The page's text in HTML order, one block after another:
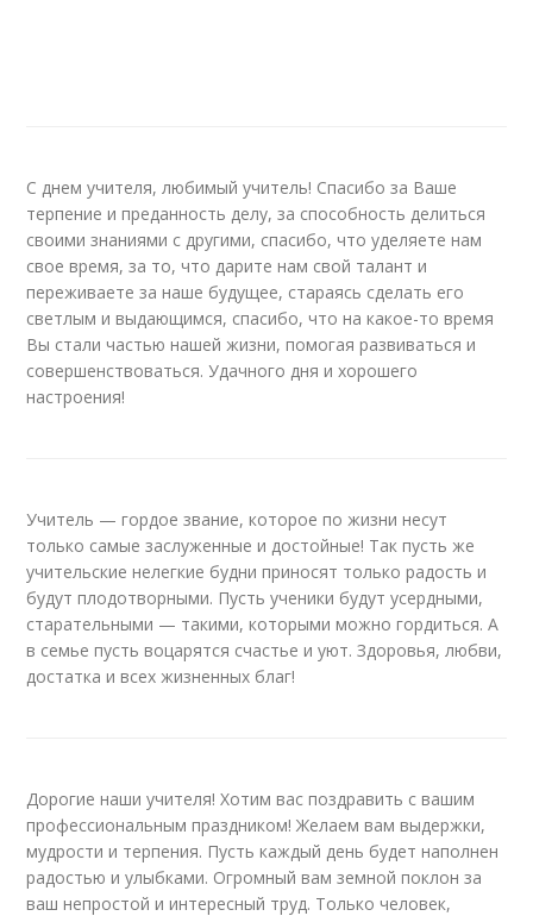
С днем учителя, любимый учитель! Спасибо за Ваше
терпение и преданность делу, за способность делиться
своими знаниями с другими, спасибо, что уделяете нам
свое время, за то, что дарите нам свой талант и
переживаете за наше будущее, стараясь сделать его
светлым и выдающимся, спасибо, что на какое-то время
Вы стали частью нашей жизни, помогая развиваться и
совершенствоваться. Удачного дня и хорошего
настроения!
Учитель — гордое звание, которое по жизни несут
только самые заслуженные и достойные! Так пусть же
учительские нелегкие будни приносят только радость и
будут плодотворными. Пусть ученики будут усердными,
старательными — такими, которыми можно гордиться. А
в семье пусть воцарятся счастье и уют. Здоровья, любви,
достатка и всех жизненных благ!
Дорогие наши учителя! Хотим вас поздравить с вашим
профессиональным праздником! Желаем вам выдержки,
мудрости и терпения. Пусть каждый день будет наполнен
радостью и улыбками. Огромный вам земной поклон за
ваш непростой и интересный труд. Только человек,